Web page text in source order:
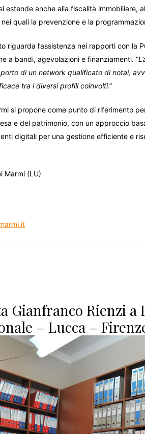
estende anche alla fiscalità immobiliare,
quali la prevenzione e la
riguarda l’assistenza nei rapporti con la
a bandi, agevolazioni e finanziamenti. “
di un network qualificato di notai,
tra i diversi profili coinvolti.”
si propone come punto di riferimento
e del patrimonio, con un approccio
digitali per una gestione efficiente e
Marmi (LU)
Gianfranco Rienzi a
– Lucca –